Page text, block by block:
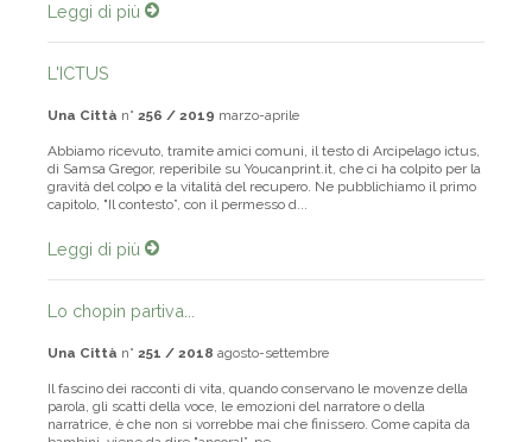
Leggi di più
L'ICTUS
Una Città n° 256 / 2019 marzo-aprile
Abbiamo ricevuto, tramite amici comuni, il testo di Arcipelago ictus,
di Samsa Gregor, reperibile su Youcanprint.it, che ci ha colpito per la
gravità del colpo e la vitalità del recupero. Ne pubblichiamo il primo
capitolo, "Il contesto”, con il permesso d...
Leggi di più
Lo chopin partiva...
Una Città n° 251 / 2018 agosto-settembre
Il fascino dei racconti di vita, quando conservano le movenze della
parola, gli scatti della voce, le emozioni del narratore o della
narratrice, è che non si vorrebbe mai che finissero. Come capita da